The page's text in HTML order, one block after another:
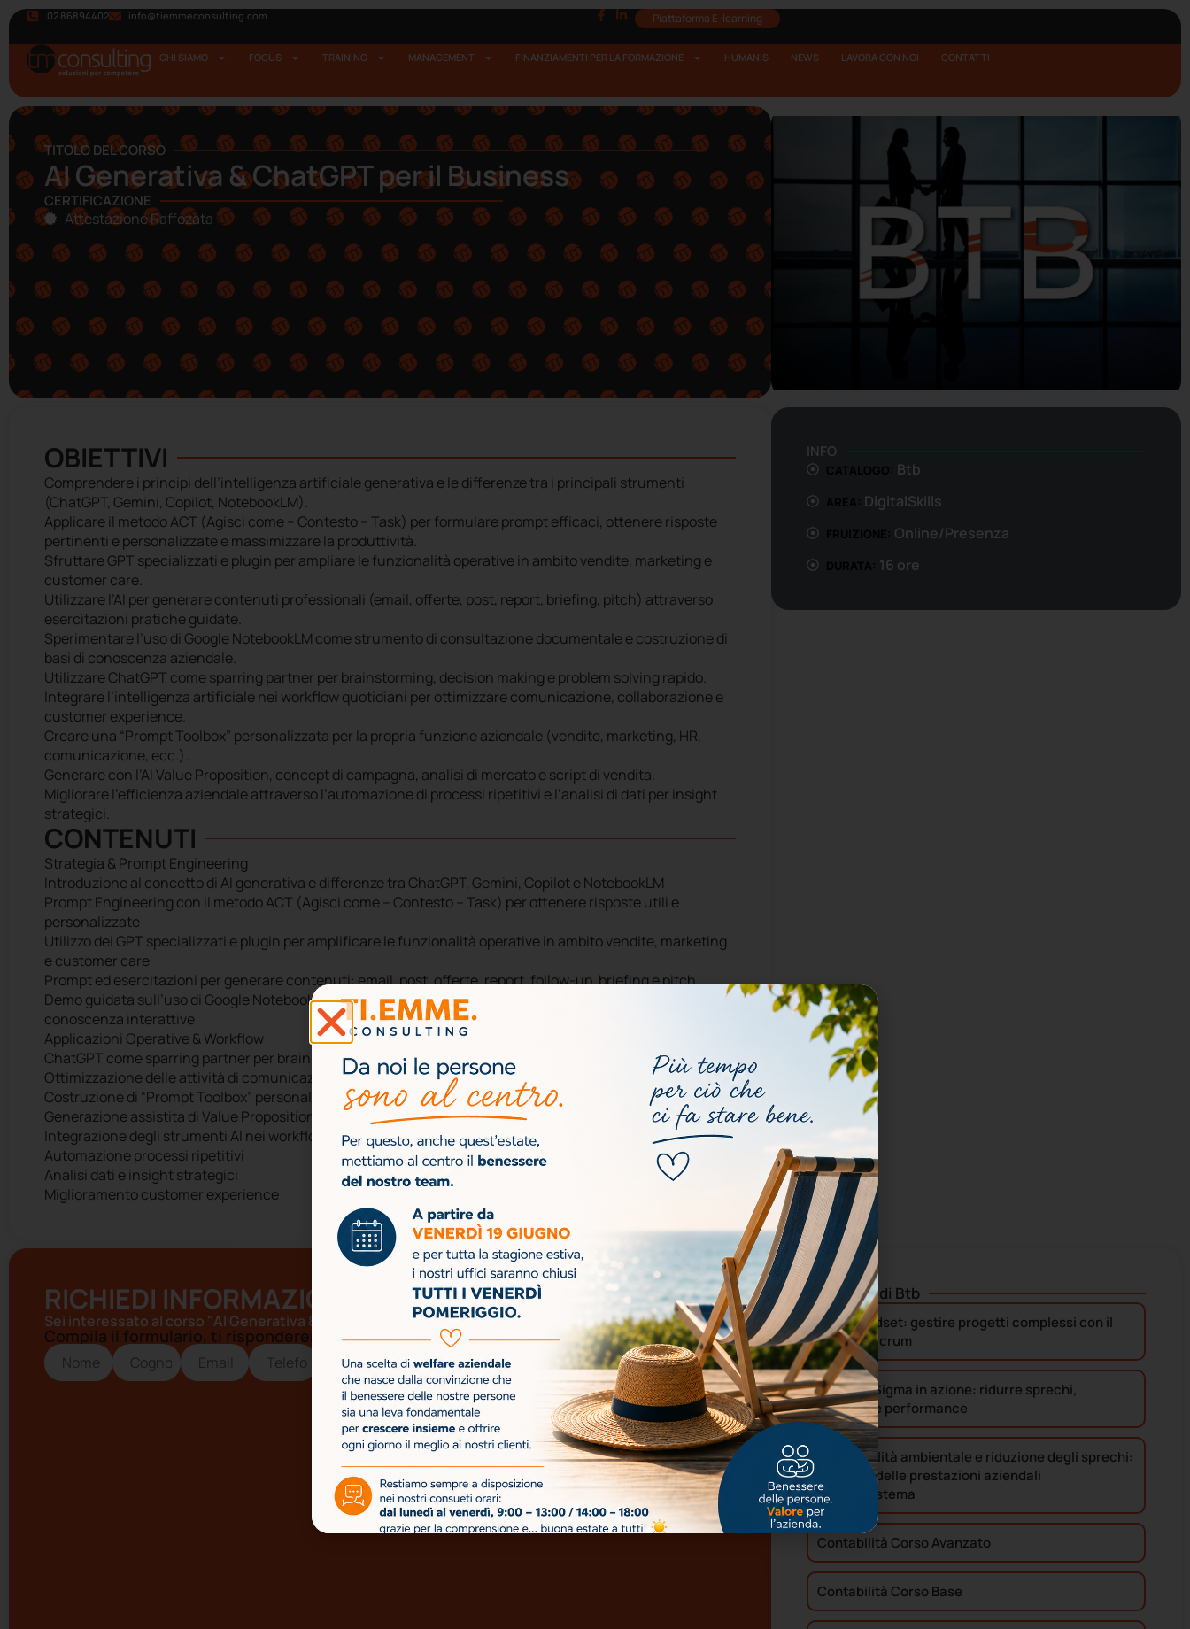
02 86894402 info@tiemmeconsulting.com Piattaforma E-learning
CHI SIAMO FOCUS TRAINING MANAGEMENT FINANZIAMENTI PER LA FORMAZIONE HUMANIS NEWS LAVORA CON NOI CONTATTI
TITOLO DEL CORSO
AI Generativa & ChatGPT per il Business
CERTIFICAZIONE
Attestazione Raffozata
OBIETTIVI
Comprendere i principi dell’intelligenza artificiale generativa e le differenze tra i principali strumenti
(ChatGPT, Gemini, Copilot, NotebookLM).
Applicare il metodo ACT (Agisci come – Contesto – Task) per formulare prompt efficaci, ottenere risposte
pertinenti e personalizzate e massimizzare la produttività.
Sfruttare GPT specializzati e plugin per ampliare le funzionalità operative in ambito vendite, marketing e
customer care.
Utilizzare l’AI per generare contenuti professionali (email, offerte, post, report, briefing, pitch) attraverso
esercitazioni pratiche guidate.
Sperimentare l’uso di Google NotebookLM come strumento di consultazione documentale e costruzione di
basi di conoscenza aziendale.
Utilizzare ChatGPT come sparring partner per brainstorming, decision making e problem solving rapido.
Integrare l’intelligenza artificiale nei workflow quotidiani per ottimizzare comunicazione, collaborazione e
customer experience.
Creare una “Prompt Toolbox” personalizzata per la propria funzione aziendale (vendite, marketing, HR,
comunicazione, ecc.).
Generare con l’AI Value Proposition, concept di campagna, analisi di mercato e script di vendita.
Migliorare l’efficienza aziendale attraverso l’automazione di processi ripetitivi e l’analisi di dati per insight
strategici.
CONTENUTI
Strategia & Prompt Engineering
Introduzione al concetto di AI generativa e differenze tra ChatGPT, Gemini, Copilot e NotebookLM
Prompt Engineering con il metodo ACT (Agisci come – Contesto – Task) per ottenere risposte utili e
personalizzate
Utilizzo dei GPT specializzati e plugin per amplificare le funzionalità operative in ambito vendite, marketing
e customer care
Prompt ed esercitazioni per generare contenuti: email, post, offerte, report, follow-up, briefing e pitch
Demo guidata sull’uso di Google NotebookLM per consultare documenti aziendali e costruire basi di
conoscenza interattive
Applicazioni Operative & Workflow
ChatGPT come sparring partner per brainstorming, decisioni rapide e simulazioni di problem solving
Ottimizzazione delle attività di comunicazione, relazione clienti e supporto interno
Costruzione di “Prompt Toolbox” personalizzate per ogni funzione aziendale
Generazione assistita di Value Proposition, concept di campagna, analisi di mercato e script di vendita
Integrazione degli strumenti AI nei workflow quotidiani con:
Automazione processi ripetitivi
Analisi dati e insight strategici
Miglioramento customer experience
INFO
Btb
DigitalSkills
Online/Presenza
16 ore
RICHIEDI INFORMAZIONI
Sei interessato al corso "AI Generativa & ChatGPT per il Business"?
Compila il formulario, ti risponderemo al più presto!
trattamento dei miei
dati personali ai sensi
del GDPR per l’invio della
newsletter. Ho letto e
accetto la
Privacy
Policy
Invia
Altri corsi di Btb
Agile Mindset: gestire progetti complessi con il
modello Scrum
Lean Six Sigma in azione: ridurre sprechi,
migliorare performance
Sostenibilità ambientale e riduzione degli sprechi:
l’impatto delle prestazioni aziendali
sull’ecosistema
Contabilità Corso Avanzato
Contabilità Corso Base